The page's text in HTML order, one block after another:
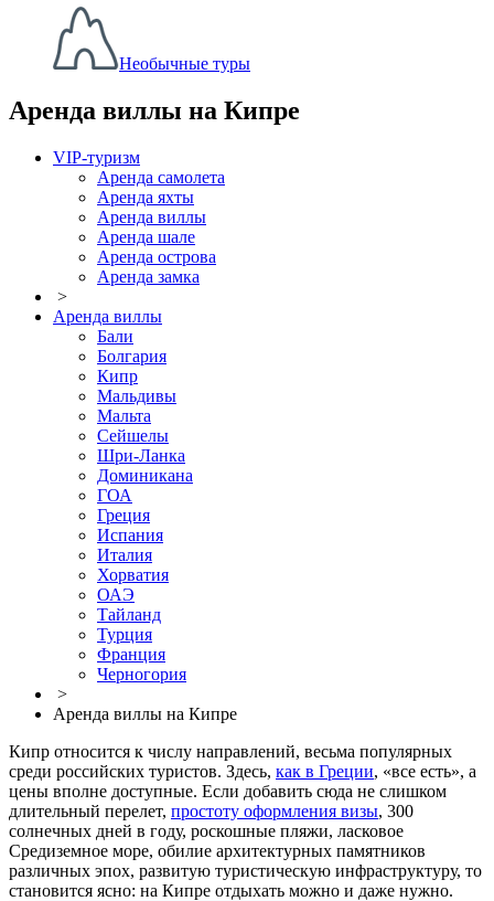
Необычные туры
Аренда виллы на Кипре
VIP-туризм
Аренда самолета
Аренда яхты
Аренда виллы
Аренда шале
Аренда острова
Аренда замка
>
Аренда виллы
Бали
Болгария
Кипр
Мальдивы
Мальта
Сейшелы
Шри-Ланка
Доминикана
ГОА
Греция
Испания
Италия
Хорватия
ОАЭ
Тайланд
Турция
Франция
Черногория
>
Аренда виллы на Кипре
Кипр относится к числу направлений, весьма популярных
среди российских туристов. Здесь, как в Греции, «все есть», а
цены вполне доступные. Если добавить сюда не слишком
длительный перелет, простоту оформления визы, 300
солнечных дней в году, роскошные пляжи, ласковое
Средиземное море, обилие архитектурных памятников
различных эпох, развитую туристическую инфраструктуру, то
становится ясно: на Кипре отдыхать можно и даже нужно.